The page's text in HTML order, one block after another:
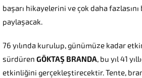
başarı hikayelerini ve çok daha fazlasını
paylaşacak.
76 yılında kurulup, günümüze kadar
sürdüren GÖKTAŞ BRANDA, bu yıl 41
etkinliğini gerçekleştirecektir. Tente,